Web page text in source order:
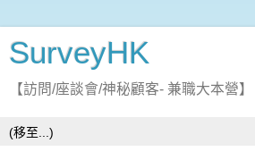
SurveyHK
【訪問/座談會/神秘顧客- 兼職大本營】